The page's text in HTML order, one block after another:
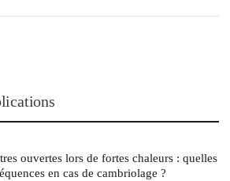
ouvertes lors de fortes chaleurs : quelles
en cas de cambriolage ?